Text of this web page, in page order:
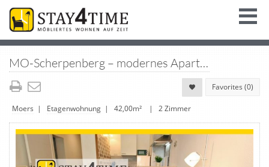
MO-Scherpenberg – modernes Apartment mit eigenem Eingang, WLAN und Balkon
Favorites (0)
Moers | Etagenwohnung | 42,00m² | 2 Zimmer